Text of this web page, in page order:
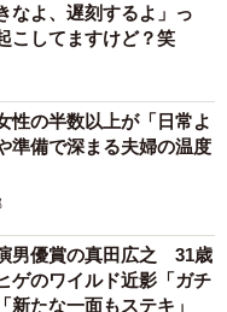
よ、遅刻するよ」っ
こしてますけど？笑
性の半数以上が「日常よ
備で深まる夫婦の温度
男優賞の真田広之 31歳
ゲのワイルド近影「ガチ
新たな一面もステキ」